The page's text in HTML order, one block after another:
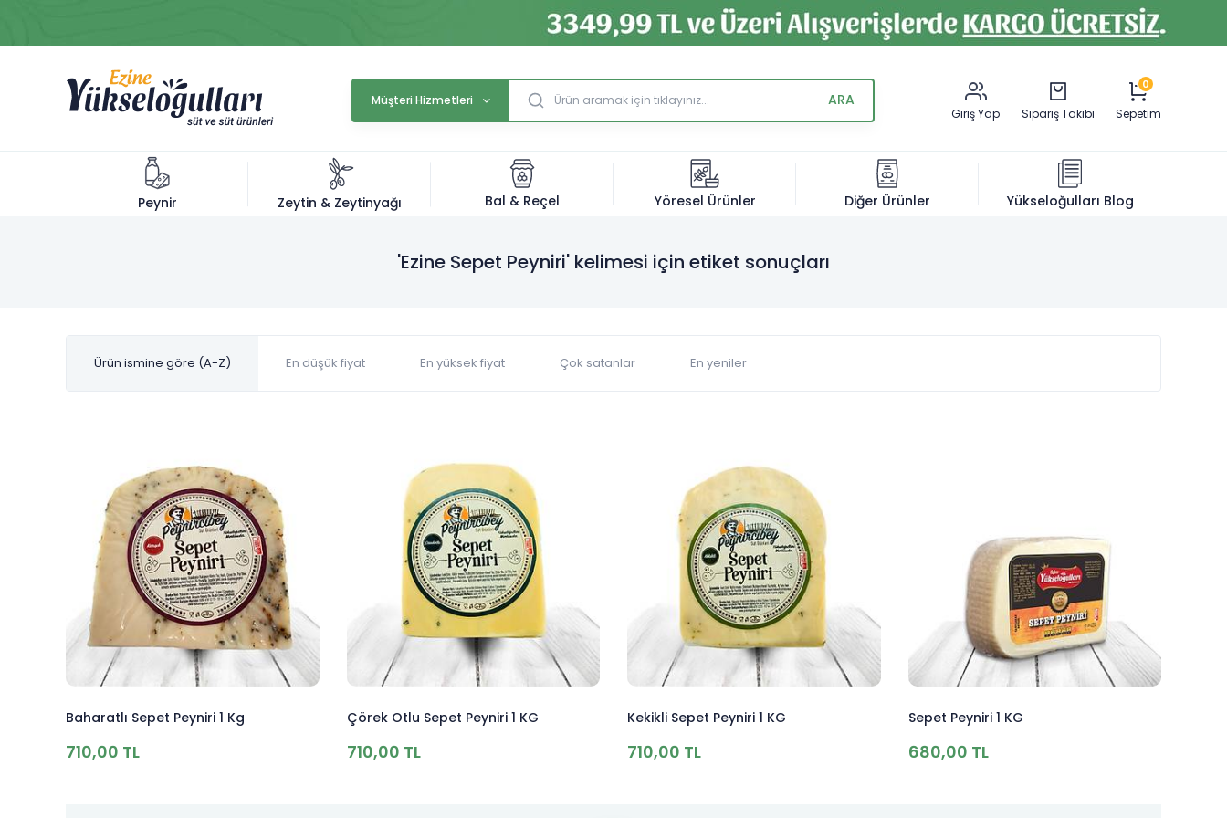
Müşteri Hizmetleri
Giriş Yap
Sipariş Takibi
0
Sepetim
Peynir Zeytin & Zeytinyağı Bal & Reçel Yöresel Ürünler Diğer Ürünler Yükseloğulları Blog
'Ezine Sepet Peyniri' kelimesi için etiket sonuçları
Ürün ismine göre (A-Z) En düşük fiyat En yüksek fiyat Çok satanlar En yeniler
Baharatlı Sepet Peyniri 1 Kg
710,00 TL
Çörek Otlu Sepet Peyniri 1 KG
710,00 TL
Kekikli Sepet Peyniri 1 KG
710,00 TL
Sepet Peyniri 1 KG
680,00 TL